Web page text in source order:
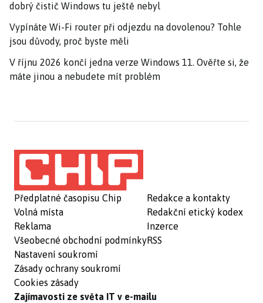
dobrý čistič Windows tu ještě nebyl
Vypínáte Wi-Fi router při odjezdu na dovolenou? Tohle
jsou důvody, proč byste měli
V říjnu 2026 končí jedna verze Windows 11. Ověřte si, že
máte jinou a nebudete mít problém
Předplatné časopisu Chip
Volná místa
Reklama
Všeobecné obchodní podmínky
Nastavení soukromí
Zásady ochrany soukromí
Cookies zásady
Redakce a kontakty
Redakční etický kodex
Inzerce
RSS
Zajímavosti ze světa IT v e-mailu